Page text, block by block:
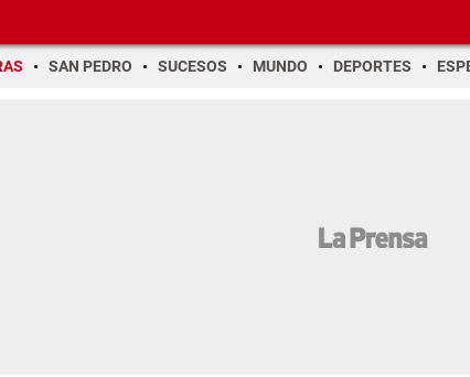
SAN PEDRO SUCESOS MUNDO DEPORTES